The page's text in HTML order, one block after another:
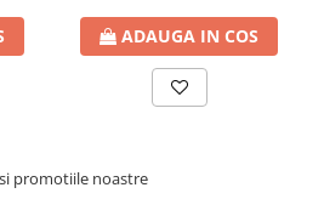
ADAUGA IN COS
promotiile noastre